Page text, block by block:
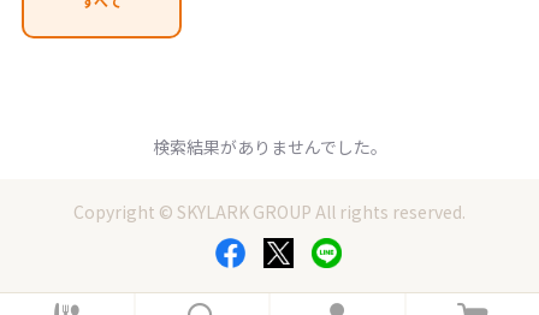
検索結果がありませんでした。
Copyright © SKYLARK GROUP All rights reserved.